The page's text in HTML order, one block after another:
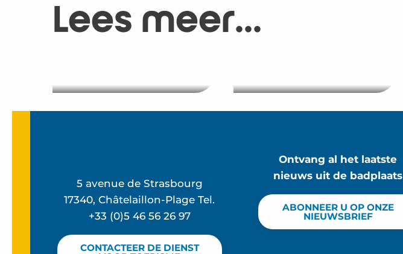
Lees meer...
5 avenue de Strasbourg
17340, Châtelaillon-Plage Tel.
+33 (0)5 46 56 26 97
CONTACTEER DE DIENST
Ontvang al het laatste
nieuws uit de badplaats
ABONNEER U OP ONZE
NIEUWSBRIEF